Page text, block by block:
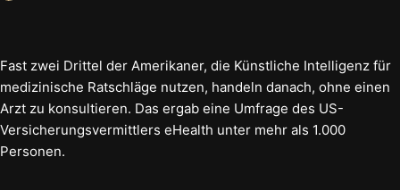
Fast zwei Drittel der Amerikaner, die Künstliche Intelligenz für
medizinische Ratschläge nutzen, handeln danach, ohne einen
Arzt zu konsultieren. Das ergab eine Umfrage des US-
Versicherungsvermittlers eHealth unter mehr als 1.000
Personen.